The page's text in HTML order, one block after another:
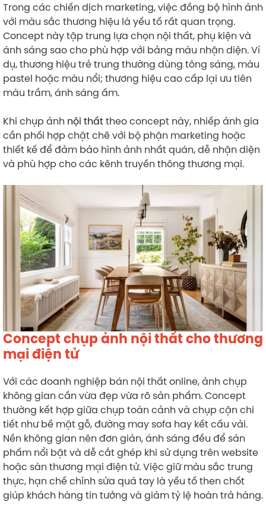
Trong các chiến dịch marketing, việc đồng bộ hình ảnh
với màu sắc thương hiệu là yếu tố rất quan trọng.
Concept này tập trung lựa chọn nội thất, phụ kiện và
ánh sáng sao cho phù hợp với bảng màu nhận diện. Ví
dụ, thương hiệu trẻ trung thường dùng tông sáng, màu
pastel hoặc màu nổi; thương hiệu cao cấp lại ưu tiên
màu trầm, ánh sáng ấm.
Khi chụp ảnh nội thấttheo concept này, nhiếp ảnh gia
cần phối hợp chặt chẽ với bộ phận marketing hoặc
thiết kế để đảm bảo hình ảnh nhất quán, dễ nhận diện
và phù hợp cho các kênh truyền thông thương mại.
Concept chụp ảnh nội thất cho thương
mại điện tử
Với các doanh nghiệp bán nội thất online, ảnh chụp
không gian cần vừa đẹp vừa rõ sản phẩm. Concept
thường kết hợp giữa chụp toàn cảnh và chụp cận chi
tiết như bề mặt gỗ, đường may sofa hay kết cấu vải.
Nền không gian nên đơn giản, ánh sáng đều để sản
phẩm nổi bật và dễ cắt ghép khi sử dụng trên website
hoặc sàn thương mại điện tử. Việc giữ màu sắc trung
thực, hạn chế chỉnh sửa quá tay là yếu tố then chốt
giúp khách hàng tin tưởng và giảm tỷ lệ hoàn trả hàng.